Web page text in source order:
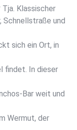
Tja. Klassischer
Schnellstraße und
sich ein Ort, in
findet. In dieser
Bar weit und
Wermut, der